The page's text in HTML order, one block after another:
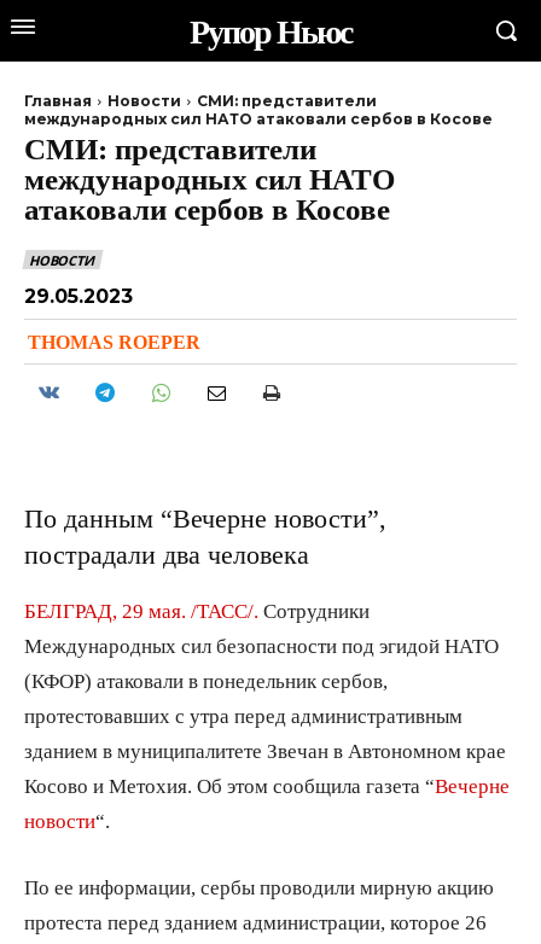
Рупор Ньюс
Главная Новости
СМИ: представители
международных сил НАТО атаковали сербов в Косове
СМИ: представители
международных сил НАТО
атаковали сербов в Косове
НОВОСТИ
29.05.2023
THOMAS ROEPER
По данным “Вечерне новости”,
пострадали два человека
БЕЛГРАД, 29 мая. /ТАСС/. Сотрудники
Международных сил безопасности под эгидой НАТО
(КФОР) атаковали в понедельник сербов,
протестовавших с утра перед административным
зданием в муниципалитете Звечан в Автономном крае
Косово и Метохия. Об этом сообщила газета “Вечерне
новости“.
По ее информации, сербы проводили мирную акцию
протеста перед зданием администрации, которое 26